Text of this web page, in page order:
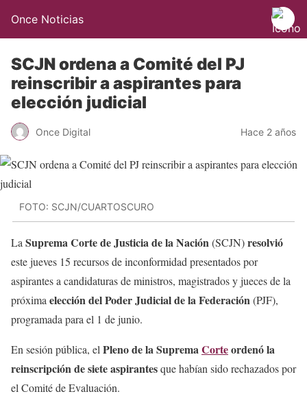
Once Noticias
SCJN ordena a Comité del PJ
reinscribir a aspirantes para
elección judicial
Once Digital Hace 2 años
FOTO: SCJN/CUARTOSCURO
La Suprema Corte de Justicia de la Nación(SCJN)resolvió
este jueves 15 recursos de inconformidad presentados por
aspirantes a candidaturas de ministros, magistrados y jueces de la
próxima elección del Poder Judicial de la Federación(PJF),
programada para el 1 de junio.
En sesión pública, el Pleno de la SupremaCorteordenó la
reinscripción de siete aspirantesque habían sido rechazados por
el Comité de Evaluación.